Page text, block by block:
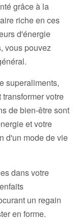
grâce à la
riche en ces
d'énergie
vous pouvez
superaliments,
votre
de bien-être sont
et votre
d'un mode de vie
dans votre
un regain
en forme.